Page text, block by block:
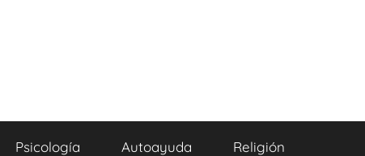
Psicología Autoayuda Religión